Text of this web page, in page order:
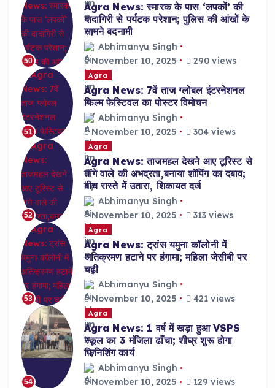
50
Agra News: स्मारक के पास ‘लपकों’ की
दादागिरी से पर्यटक परेशान; पुलिस की आंखों के
सामने बदनामी
Abhimanyu Singh
November 10, 2025
290 views
51
Agra
Agra News: 7वें ताज ग्लोबल इंटरनेशनल
फिल्म फेस्टिवल का पोस्टर विमोचन
Abhimanyu Singh
November 10, 2025
304 views
52
Agra
Agra News: ताजमहल देखने आए टूरिस्ट से
तांगे वाले की अभद्रता,बनाया शॉपिंग का दबाव;
बीच रास्ते में उतारा, शिकायत दर्ज
Abhimanyu Singh
November 10, 2025
313 views
53
Agra
Agra News: ट्रांस यमुना कॉलोनी में
अतिक्रमण हटाने पर हंगामा; महिला जेसीबी पर
चढ़ी
Abhimanyu Singh
November 10, 2025
421 views
54
Agra
Agra News: 1 वर्ष में खड़ा हुआ VSPS
स्कूल का 3 मंजिला ढाँचा; शीघ्र शुरू होगा
फिनिशिंग कार्य
Abhimanyu Singh
November 10, 2025
129 views